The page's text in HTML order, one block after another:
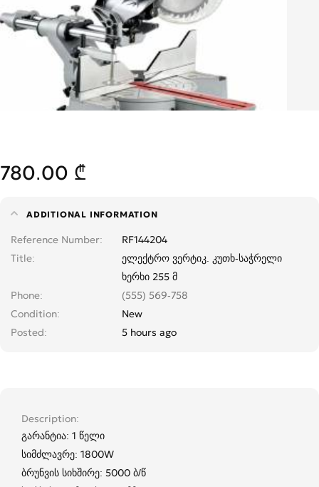
780.00 ₾
ADDITIONAL INFORMATION
Reference Number
RF144204
Title
ელექტრო ვერტიკ. კუთხ-საჭრელი
ხერხი 255 მ
Phone
(555) 569-758
Condition
New
Posted
5 hours ago
Description
გარანტია: 1 წელი
სიმძლავრე: 1800W
ბრუნვის სიხშირე: 5000 ბ/წ